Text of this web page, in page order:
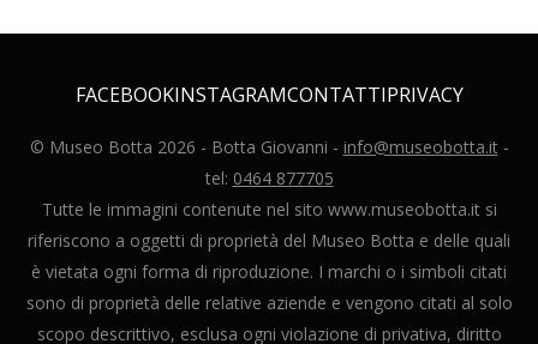
FACEBOOKINSTAGRAMCONTATTIPRIVACY
© Museo Botta 2026 - Botta Giovanni - info@museobotta.it-
tel: 0464 877705
Tutte le immagini contenute nel sito www.museobotta.it si
riferiscono a oggetti di proprietà del Museo Botta e delle quali
è vietata ogni forma di riproduzione. I marchi o i simboli citati
sono di proprietà delle relative aziende e vengono citati al solo
scopo descrittivo, esclusa ogni violazione di privativa, diritto